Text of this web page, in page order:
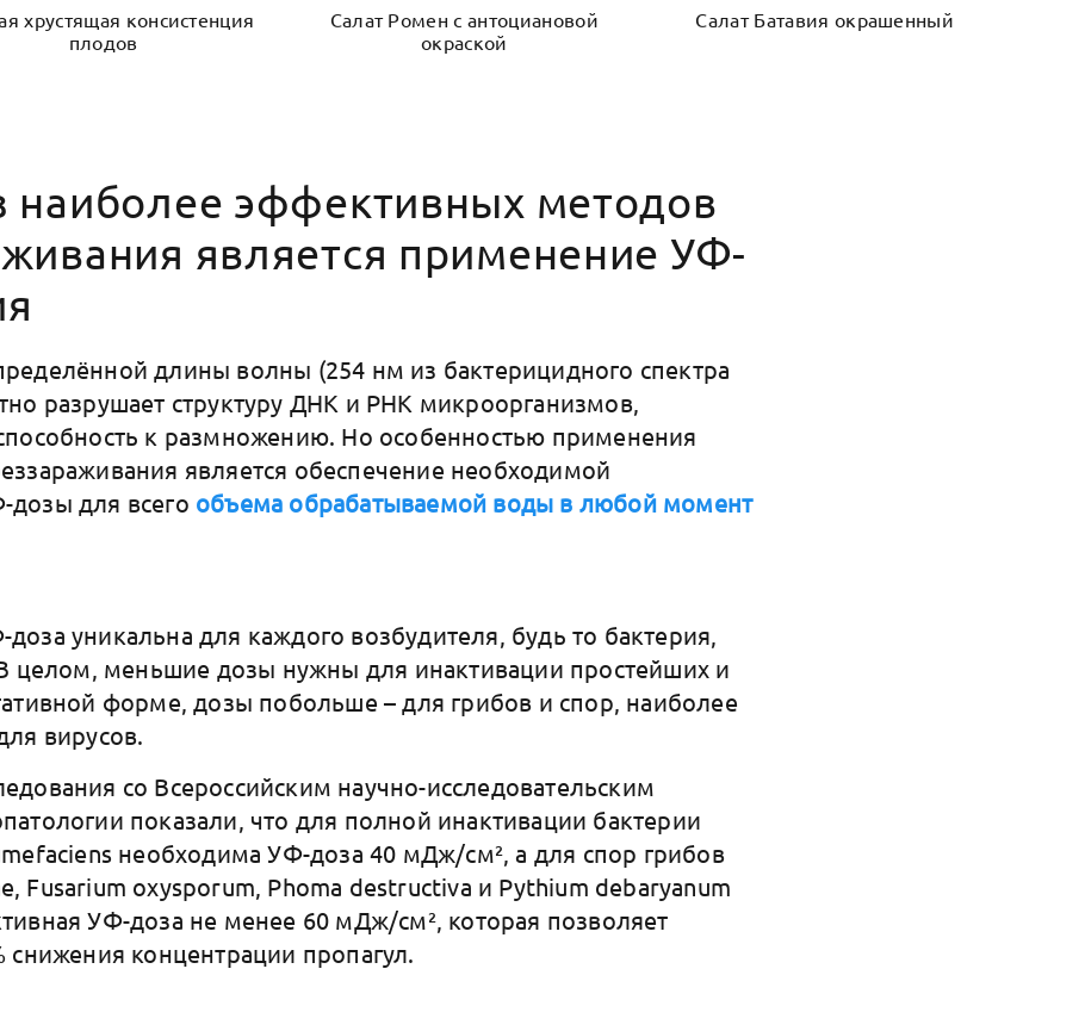
хрустящая консистенция
плодов
Салат Ромен с антоциановой
окраской
Салат Батавия окрашенный
наиболее эффективных методов
является применение УФ-
длины волны (254 нм из бактерицидного спектра
разрушает структуру ДНК и РНК микроорганизмов,
к размножению. Но особенностью применения
является обеспечение необходимой
для всего объема обрабатываемой воды в любой момент
уникальна для каждого возбудителя, будь то бактерия,
целом, меньшие дозы нужны для инактивации простейших и
форме, дозы побольше – для грибов и спор, наиболее
вирусов.
со Всероссийским научно-исследовательским
показали, что для полной инактивации бактерии
необходима УФ-доза 40 мДж/см², а для спор грибов
Fusarium oxysporum, Phoma destructiva и Pythium debaryanum
УФ-доза не менее 60 мДж/см², которая позволяет
снижения концентрации пропагул.